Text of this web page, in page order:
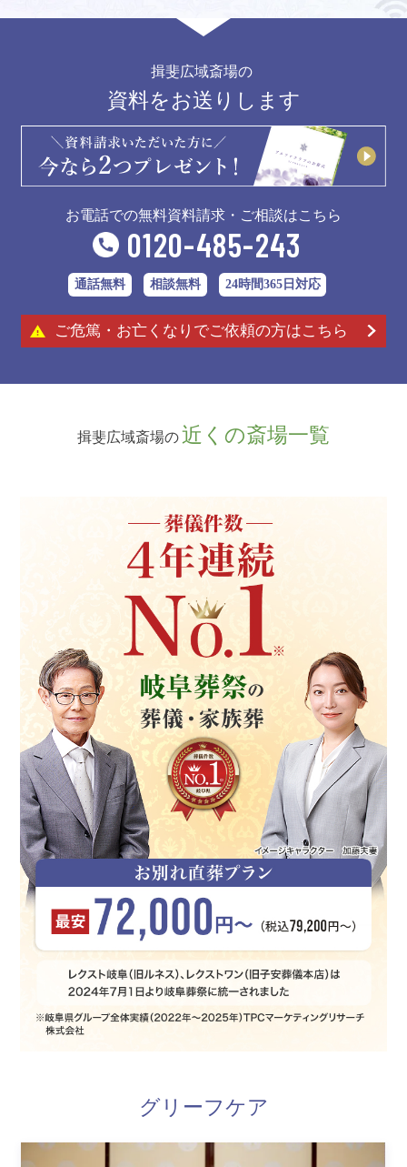
揖斐広域斎場の
資料をお送りします
お電話での無料資料請求・ご相談はこちら
0120-485-243
通話無料 相談無料 24時間365日対応
ご危篤・お亡くなりでご依頼の方はこちら
揖斐広域斎場の 近くの斎場一覧
グリーフケア